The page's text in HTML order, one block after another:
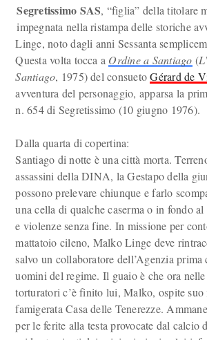
Segretissimo SAS, “figlia” della titolare
impegnata nella ristampa delle storiche
Linge, noto dagli anni Sessanta
Questa volta tocca a Ordine a Santiago (
Santiago, 1975) del consuetoGérard de
avventura del personaggio, apparsa la
n. 654 di Segretissimo (10 giugno 1976).
Dalla quarta di copertina:
Santiago di notte è una città morta.
assassini della DINA, la Gestapo della
possono prelevare chiunque e farlo
una cella di qualche caserma o in fondo
e violenze senza fine. In missione per
mattatoio cileno, Malko Linge deve
salvo un collaboratore dell’Agenzia
uomini del regime. Il guaio è che ora
torturatori c’è finito lui, Malko, ospite suo
famigerata Casa delle Tenerezze.
per le ferite alla testa provocate dal calcio